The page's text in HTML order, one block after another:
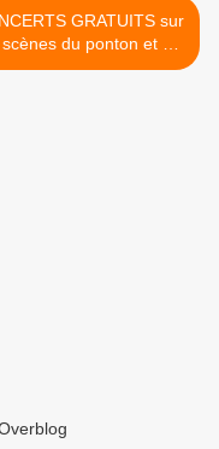
GRATUITS sur
du ponton et de
dame tranquille au